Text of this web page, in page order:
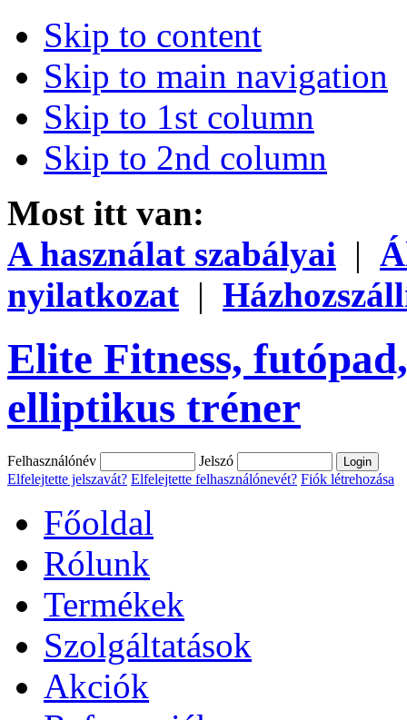
Skip to content
Skip to main navigation
Skip to 1st column
Skip to 2nd column
Most itt van:
A használat szabályai |
nyilatkozat |
Elite Fitness,
elliptikus tréner
Felhasználónév
Jelszó
Elfelejtette jelszavát? Elfelejtette felhasználónevét? Fiók létrehozása
Főoldal
Rólunk
Termékek
Szolgáltatások
Akciók